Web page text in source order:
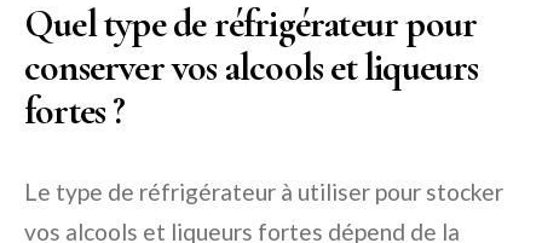
Quel type de réfrigérateur pour
conserver vos alcools et liqueurs
fortes ?
Le type de réfrigérateur à utiliser pour stocker
vos alcools et liqueurs fortes dépend de la